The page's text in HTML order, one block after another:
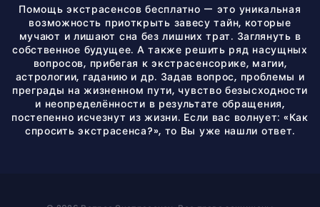
Помощь экстрасенсов бесплатно — это уникальная
возможность приоткрыть завесу тайн, которые
мучают и лишают сна без лишних трат. Заглянуть в
собственное будущее. А также решить ряд насущных
вопросов, прибегая к экстрасенсорике, магии,
астрологии, гаданию и др. Задав вопрос, проблемы и
преграды на жизненном пути, чувство безысходности
и неопределённости в результате обращения,
постепенно исчезнут из жизни. Если вас волнует: «Как
спросить экстрасенса?», то Вы уже нашли ответ.